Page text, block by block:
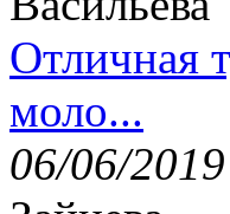
Отличная
моло...
06/06/2019